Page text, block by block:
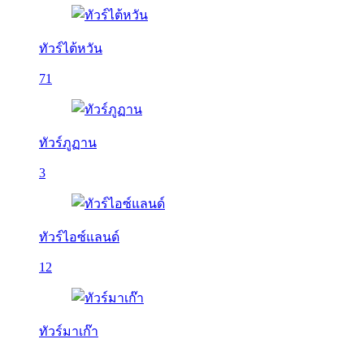
ทัวร์ไต้หวัน
71
ทัวร์ภูฏาน
3
ทัวร์ไอซ์แลนด์
12
ทัวร์มาเก๊า